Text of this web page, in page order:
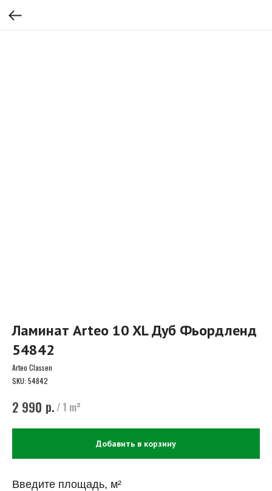
Ламинат Arteo 10 XL Дуб Фьордленд
54842
Arteo Classen
SKU: 54842
2 990 р. / 1 m²
Добавить в корзину
Введите площадь, м²